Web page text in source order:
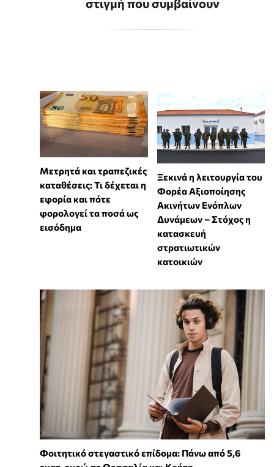
στιγμή που συμβαίνουν
Μετρητά και τραπεζικές
καταθέσεις: Τι δέχεται η
εφορία και πότε
φορολογεί τα ποσά ως
εισόδημα
Ξεκινά η λειτουργία του
Φορέα Αξιοποίησης
Ακινήτων Ενόπλων
Δυνάμεων – Στόχος η
κατασκευή
στρατιωτικών
κατοικιών
Φοιτητικό στεγαστικό επίδομα: Πάνω από 5,6